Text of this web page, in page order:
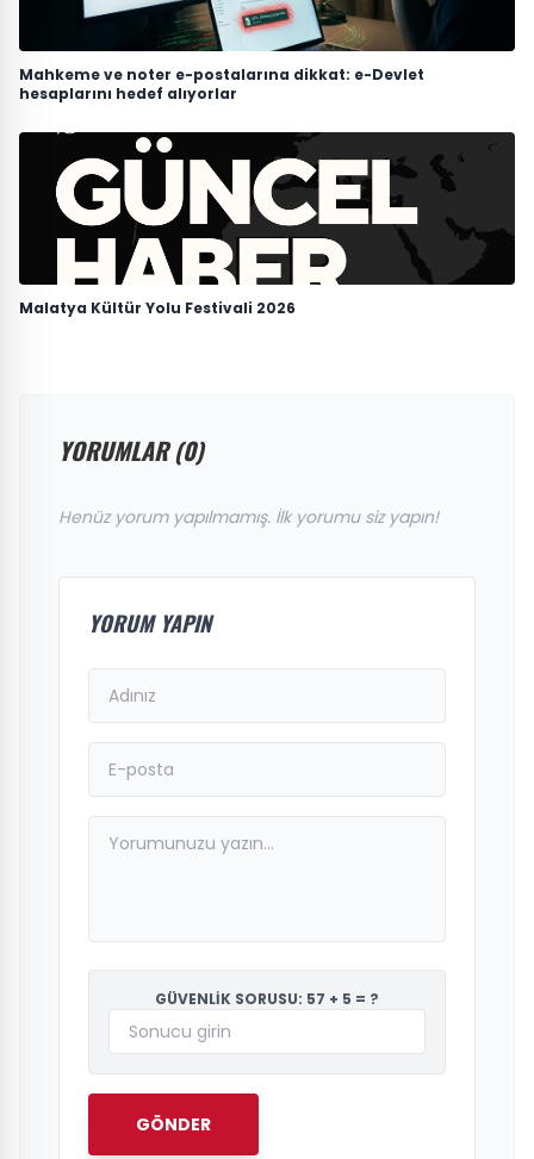
Mahkeme ve noter e-postalarına dikkat: e-Devlet
hesaplarını hedef alıyorlar
Malatya Kültür Yolu Festivali 2026
YORUMLAR (0)
Henüz yorum yapılmamış. İlk yorumu siz yapın!
YORUM YAPIN
GÜVENLİK SORUSU: 57 + 5 = ?
GÖNDER